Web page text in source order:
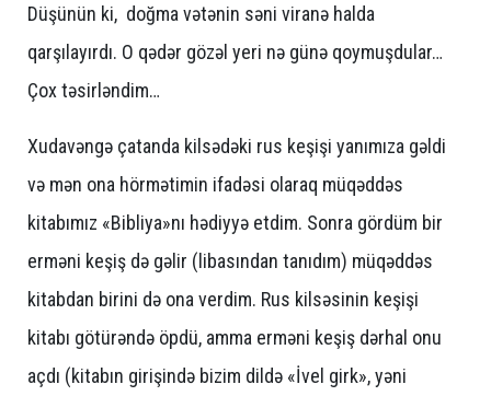
Düşünün ki, doğma vətənin səni viranə halda
qarşılayırdı. O qədər gözəl yeri nə günə qoymuşdular…
Çox təsirləndim…
Xudavəngə çatanda kilsədəki rus keşişi yanımıza gəldi
və mən ona hörmətimin ifadəsi olaraq müqəddəs
kitabımız «Bibliya»nı hədiyyə etdim. Sonra gördüm bir
erməni keşiş də gəlir (libasından tanıdım) müqəddəs
kitabdan birini də ona verdim. Rus kilsəsinin keşişi
kitabı götürəndə öpdü, amma erməni keşiş dərhal onu
açdı (kitabın girişində bizim dildə «İvel girk», yəni